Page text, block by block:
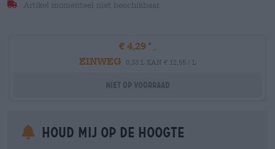
Artikel momenteel niet beschikbaar
€ 4,29
EINWEG
0,33 L KAN € 12,55 / L
Niet op voorraad
Houd mij op de hoogte